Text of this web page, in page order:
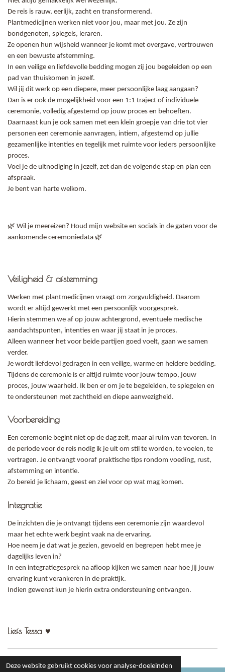
Deze website gebruikt cookies voor analyse-doeleinden
De reis is rauw, eerlijk, zacht en transformerend.
Plantmedicijnen werken niet voor jou, maar met jou. Ze zijn
bondgenoten, spiegels, leraren.
Ze openen hun wijsheid wanneer je komt met overgave, vertrouwen
en een bewuste afstemming.
In een veilige en liefdevolle bedding mogen zij jou begeleiden op een
pad van thuiskomen in jezelf.
Wil jij dit werk op een diepere, meer persoonlijke laag aangaan?
Dan is er ook de mogelijkheid voor een 1:1 traject of individuele
ceremonie, volledig afgestemd op jouw proces en behoeften.
Daarnaast kun je ook samen met een klein groepje van drie tot vier
personen een ceremonie aanvragen, intiem, afgestemd op jullie
gezamenlijke intenties en tegelijk met ruimte voor ieders persoonlijke
proces.
Voel je de uitnodiging in jezelf, zet dan de volgende stap en plan een
afspraak.
Je bent van harte welkom.
🌿 Wil je meereizen? Houd mijn website en socials in de gaten voor de
aankomende ceremoniedata 🌿
Veiligheid & afstemming
Werken met plantmedicijnen vraagt om zorgvuldigheid. Daarom
wordt er altijd gewerkt met een persoonlijk voorgesprek.
Hierin stemmen we af op jouw achtergrond, eventuele medische
aandachtspunten, intenties en waar jij staat in je proces.
Alleen wanneer het voor beide partijen goed voelt, gaan we samen
verder.
Je wordt liefdevol gedragen in een veilige, warme en heldere bedding.
Tijdens de ceremonie is er altijd ruimte voor jouw tempo, jouw
proces, jouw waarheid. Ik ben er om je te begeleiden, te spiegelen en
te ondersteunen met zachtheid en diepe aanwezigheid.
Voorbereiding
Een ceremonie begint niet op de dag zelf, maar al ruim van tevoren. In
de periode voor de reis nodig ik je uit om stil te worden, te voelen, te
vertragen. Je ontvangt vooraf praktische tips rondom voeding, rust,
afstemming en intentie.
Zo bereid je lichaam, geest en ziel voor op wat mag komen.
Integratie
De inzichten die je ontvangt tijdens een ceremonie zijn waardevol
maar het echte werk begint vaak na de ervaring.
Hoe neem je dat wat je gezien, gevoeld en begrepen hebt mee je
dagelijks leven in?
In een integratiegesprek na afloop kijken we samen naar hoe jij jouw
ervaring kunt verankeren in de praktijk.
Indien gewenst kun je hierin extra ondersteuning ontvangen.
Liefs Tessa ♥